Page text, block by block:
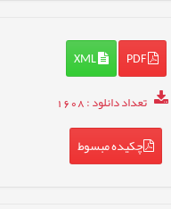
PDF
XML
تعداد دانلود: 1608
چکیده مبسوط